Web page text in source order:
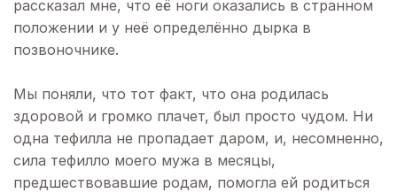
рассказал мне, что её ноги оказались в странном
положении и у неё определённо дырка в
позвоночнике.
Мы поняли, что тот факт, что она родилась
здоровой и громко плачет, был просто чудом. Ни
одна тефилла не пропадает даром, и, несомненно,
сила тефилло моего мужа в месяцы,
предшествовавшие родам, помогла ей родиться